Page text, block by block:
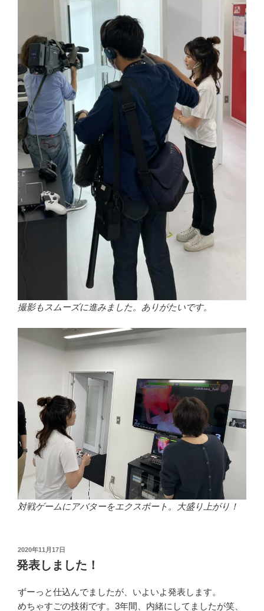
撮影もスムーズに進みました。ありがたいです。
対戦ゲームにアバターをエクスポート。大盛り上がり！
投
稿
日:
2020年11月17日
発表しました！
ずーっと仕込んでましたが、いよいよ発表します。
めちゃすごの技術です。3年間、内緒にしてましたが笑、